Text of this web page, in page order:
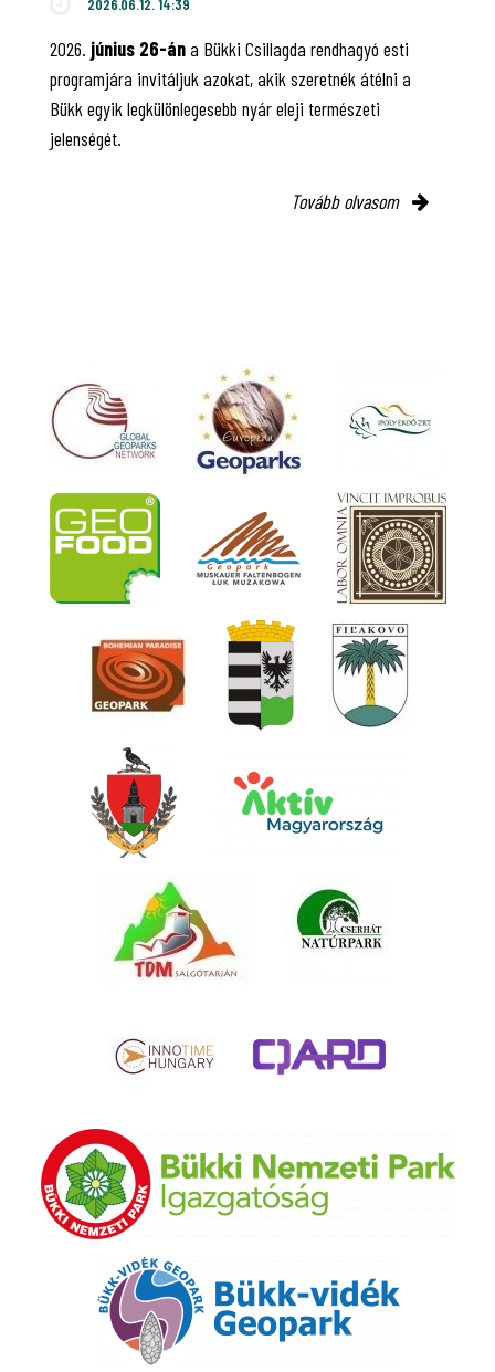
2026.06.12. 14:39
2026. június 26-ána Bükki Csillagda rendhagyó esti
programjára invitáljuk azokat, akik szeretnék átélni a
Bükk egyik legkülönlegesebb nyár eleji természeti
jelenségét.
Tovább olvasom